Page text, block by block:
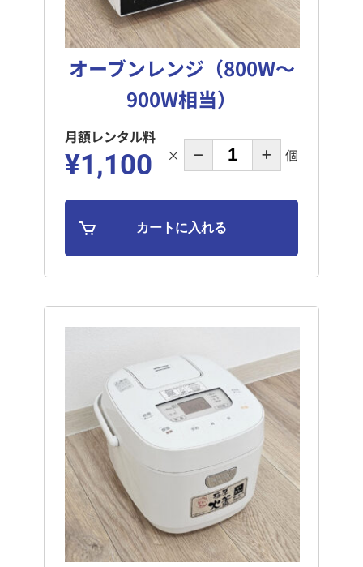
オーブンレンジ（800W～
900W相当）
月額レンタル料
¥1,100 × 個